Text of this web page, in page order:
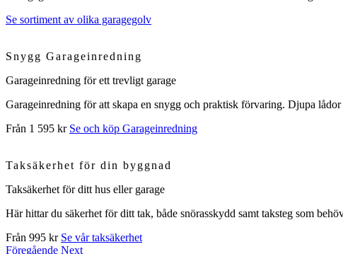
Se sortiment av olika garagegolv
Snygg Garageinredning
Garageinredning för ett trevligt garage
Garageinredning för att skapa en snygg och praktisk förvaring. Djupa
Från 1 595 kr Se och köp Garageinredning
Taksäkerhet för din byggnad
Taksäkerhet för ditt hus eller garage
Här hittar du säkerhet för ditt tak, både snörasskydd samt taksteg som
Från 995 kr Se vår taksäkerhet
Föregående Next